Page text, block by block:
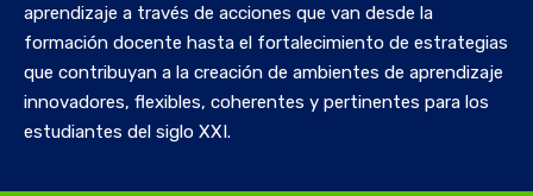
aprendizaje a través de acciones que van desde la
formación docente hasta el fortalecimiento de estrategias
que contribuyan a la creación de ambientes de aprendizaje
innovadores, flexibles, coherentes y pertinentes para los
estudiantes del siglo XXI.